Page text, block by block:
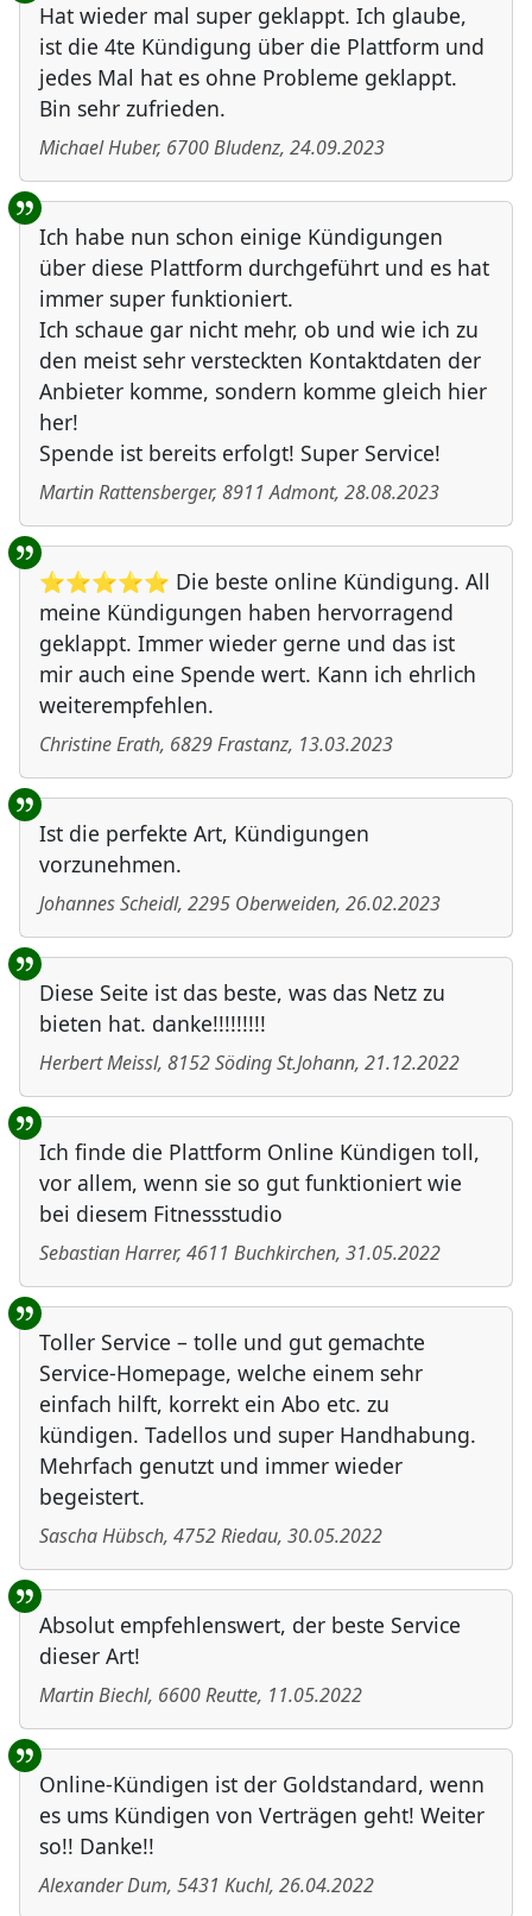
Hat wieder mal super geklappt. Ich glaube,
ist die 4te Kündigung über die Plattform und
jedes Mal hat es ohne Probleme geklappt.
Bin sehr zufrieden.
Michael Huber, 6700Bludenz, 24.09.2023
Ich habe nun schon einige Kündigungen
über diese Plattform durchgeführt und es hat
immer super funktioniert.
Ich schaue gar nicht mehr, ob und wie ich zu
den meist sehr versteckten Kontaktdaten der
Anbieter komme, sondern komme gleich hier
her!
Spende ist bereits erfolgt! Super Service!
Martin Rattensberger, 8911 Admont, 28.08.2023
⭐⭐⭐⭐⭐ Die beste online Kündigung. All
meine Kündigungen haben hervorragend
geklappt. Immer wieder gerne und das ist
mir auch eine Spende wert. Kann ich ehrlich
weiterempfehlen.
Christine Erath, 6829Frastanz, 13.03.2023
Ist die perfekte Art, Kündigungen
vorzunehmen.
Johannes Scheidl, 2295 Oberweiden, 26.02.2023
Diese Seite ist das beste, was das Netz zu
bieten hat. danke!!!!!!!!!
Herbert Meissl, 8152Söding St.Johann, 21.12.2022
Ich finde die Plattform Online Kündigen toll,
vor allem, wenn sie so gut funktioniert wie
bei diesem Fitnessstudio
Sebastian Harrer, 4611 Buchkirchen, 31.05.2022
Toller Service – tolle und gut gemachte
Service-Homepage, welche einem sehr
einfach hilft, korrekt ein Abo etc. zu
kündigen. Tadellos und super Handhabung.
Mehrfach genutzt und immer wieder
begeistert.
Sascha Hübsch, 4752Riedau, 30.05.2022
Absolut empfehlenswert, der beste Service
dieser Art!
Martin Biechl, 6600Reutte, 11.05.2022
Online-Kündigen ist der Goldstandard, wenn
es ums Kündigen von Verträgen geht! Weiter
so!! Danke!!
Alexander Dum, 5431 Kuchl, 26.04.2022